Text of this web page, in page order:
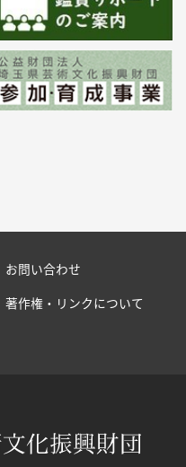
お問い合わせ
著作権・リンクについて